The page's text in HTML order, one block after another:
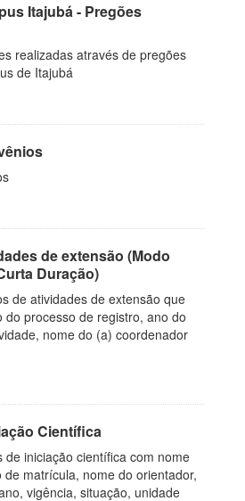
Itajubá - Pregões
realizadas através de pregões
de Itajubá
de extensão (Modo
Duração)
de atividades de extensão que
do processo de registro, ano do
nome do (a) coordenador
Científica
de iniciação científica com nome
matrícula, nome do orientador,
vigência, situação, unidade